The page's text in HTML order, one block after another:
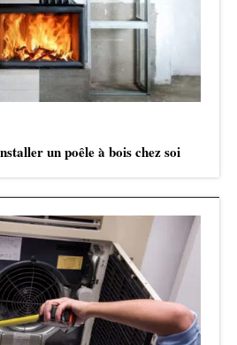
un poêle à bois chez soi